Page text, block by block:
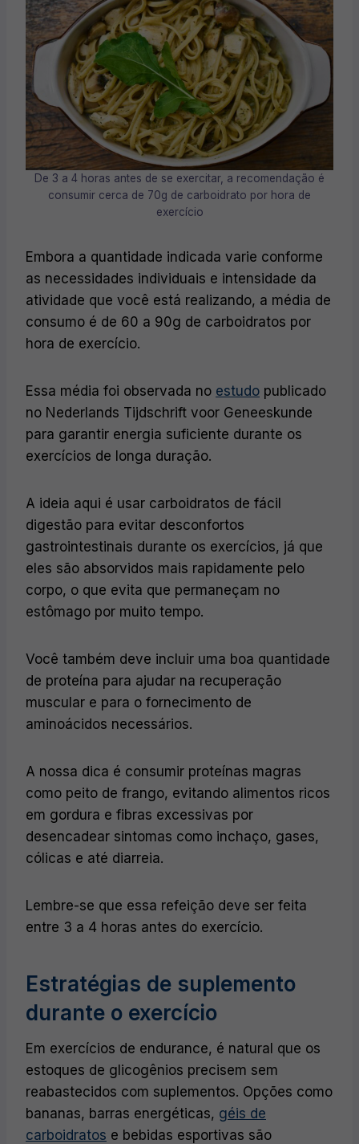
De 3 a 4 horas antes de se exercitar, a recomendação é
consumir cerca de 70g de carboidrato por hora de
exercício
Embora a quantidade indicada varie conforme
as necessidades individuais e intensidade da
atividade que você está realizando, a média de
consumo é de 60 a 90g de carboidratos por
hora de exercício.
Essa média foi observada no estudo publicado
no Nederlands Tijdschrift voor Geneeskunde
para garantir energia suficiente durante os
exercícios de longa duração.
A ideia aqui é usar carboidratos de fácil
digestão para evitar desconfortos
gastrointestinais durante os exercícios, já que
eles são absorvidos mais rapidamente pelo
corpo, o que evita que permaneçam no
estômago por muito tempo.
Você também deve incluir uma boa quantidade
de proteína para ajudar na recuperação
muscular e para o fornecimento de
aminoácidos necessários.
A nossa dica é consumir proteínas magras
como peito de frango, evitando alimentos ricos
em gordura e fibras excessivas por
desencadear sintomas como inchaço, gases,
cólicas e até diarreia.
Lembre-se que essa refeição deve ser feita
entre 3 a 4 horas antes do exercício.
Estratégias de suplemento
durante o exercício
Em exercícios de endurance, é natural que os
estoques de glicogênios precisem sem
reabastecidos com suplementos. Opções como
bananas, barras energéticas, géis de
carboidratos e bebidas esportivas são